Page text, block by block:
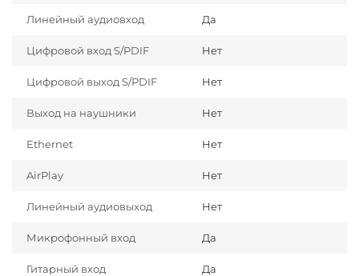
Линейный аудиовход Да
Цифровой вход S/PDIF Нет
Цифровой выход S/PDIF Нет
Выход на наушники Нет
Ethernet Нет
AirPlay Нет
Линейный аудиовыход Нет
Микрофонный вход Да
Гитарный вход Да